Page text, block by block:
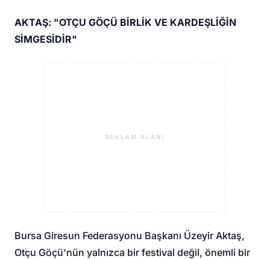
AKTAŞ: "OTÇU GÖÇÜ BİRLİK VE KARDEŞLİĞİN
SİMGESİDİR"
REKLAM ALANI
Bursa Giresun Federasyonu Başkanı Üzeyir Aktaş,
Otçu Göçü'nün yalnızca bir festival değil, önemli bir